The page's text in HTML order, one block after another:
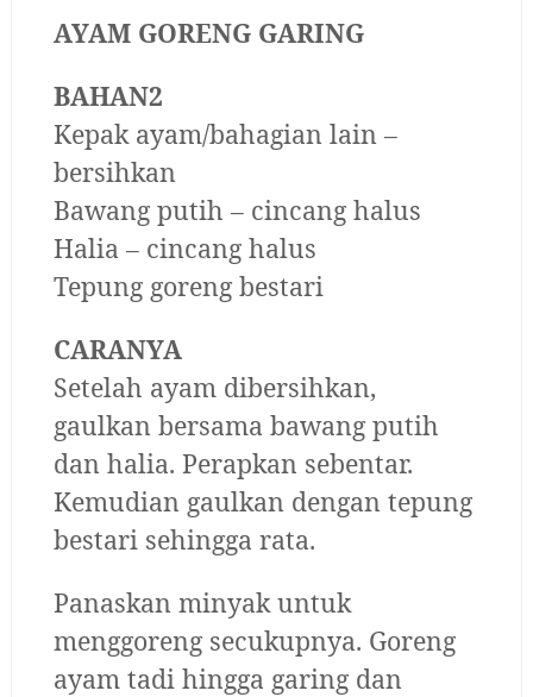
AYAM GORENG GARING
BAHAN2
Kepak ayam/bahagian lain –
bersihkan
Bawang putih – cincang halus
Halia – cincang halus
Tepung goreng bestari
CARANYA
Setelah ayam dibersihkan,
gaulkan bersama bawang putih
dan halia. Perapkan sebentar.
Kemudian gaulkan dengan tepung
bestari sehingga rata.
Panaskan minyak untuk
menggoreng secukupnya. Goreng
ayam tadi hingga garing dan